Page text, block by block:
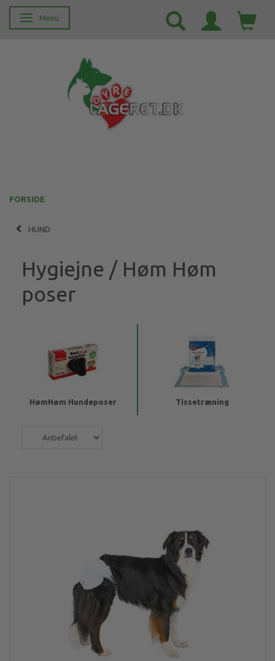
Skifte navigation
Menu
FORSIDE
HUND
Hygiejne / Høm Høm
poser
HømHøm Hundeposer Tissetræning